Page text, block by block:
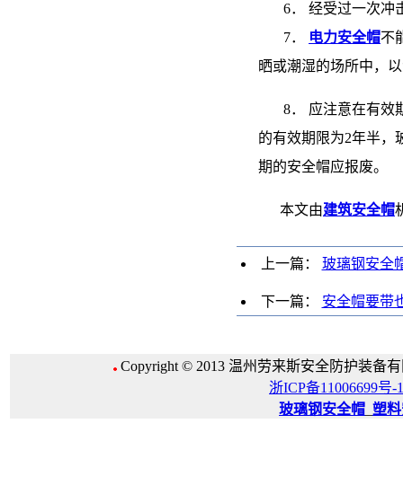
6． 经受过一次冲
7．
电力安全帽不
晒或潮湿的场所中，
8． 应注意在有效期
的有效期限为2年半，
期的安全帽应报废。
本文由建筑安全帽
上一篇： 玻璃钢安全
下一篇： 安全帽要带
Copyright © 2013 温州劳来斯安全防护装备
浙ICP备11006699号-1
玻璃钢安全帽 塑